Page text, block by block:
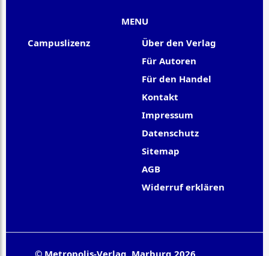
MENU
Campuslizenz
Über den Verlag
Für Autoren
Für den Handel
Kontakt
Impressum
Datenschutz
Sitemap
AGB
Widerruf erklären
© Metropolis-Verlag, Marburg 2026